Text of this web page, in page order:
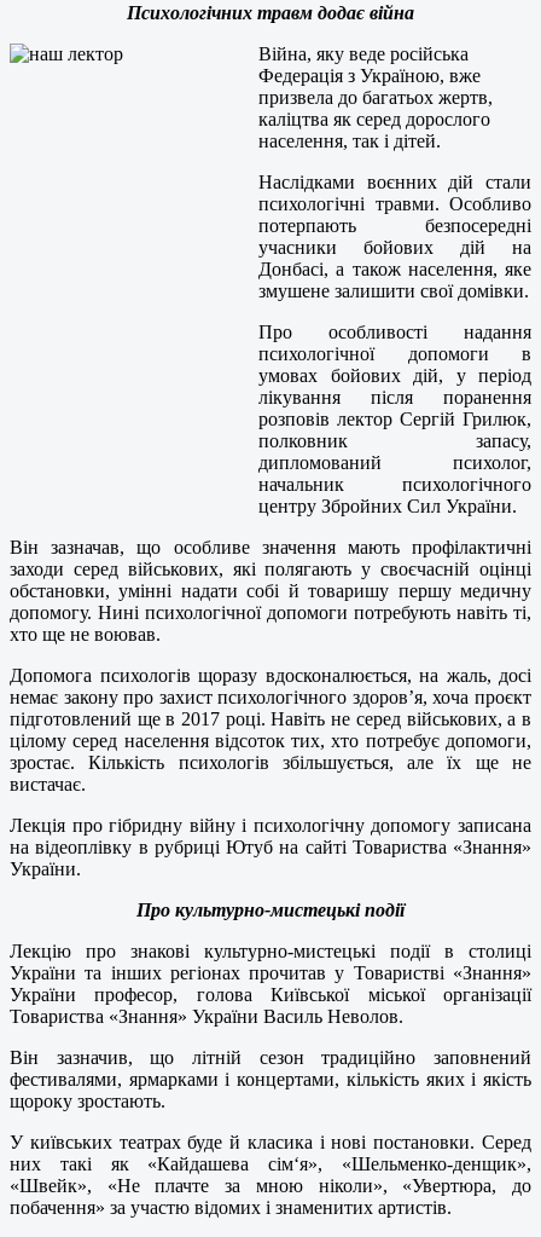
Психологічних травм додає війна
Війна, яку веде російська
Федерація з Україною, вже
призвела до багатьох жертв,
каліцтва як серед дорослого
населення, так і дітей.
Наслідками воєнних дій стали
психологічні травми. Особливо
потерпають безпосередні
учасники бойових дій на
Донбасі, а також населення, яке
змушене залишити свої домівки.
Про особливості надання
психологічної допомоги в
умовах бойових дій, у період
лікування після поранення
розповів лектор Сергій Грилюк,
полковник запасу,
дипломований психолог,
начальник психологічного
центру Збройних Сил України.
Він зазначав, що особливе значення мають профілактичні
заходи серед військових, які полягають у своєчасній оцінці
обстановки, умінні надати собі й товаришу першу медичну
допомогу. Нині психологічної допомоги потребують навіть ті,
хто ще не воював.
Допомога психологів щоразу вдосконалюється, на жаль, досі
немає закону про захист психологічного здоров’я, хоча проєкт
підготовлений ще в 2017 році. Навіть не серед військових, а в
цілому серед населення відсоток тих, хто потребує допомоги,
зростає. Кількість психологів збільшується, але їх ще не
вистачає.
Лекція про гібридну війну і психологічну допомогу записана
на відеоплівку в рубриці Ютуб на сайті Товариства «Знання»
України.
Про культурно-мистецькі події
Лекцію про знакові культурно-мистецькі події в столиці
України та інших регіонах прочитав у Товаристві «Знання»
України професор, голова Київської міської організації
Товариства «Знання» України Василь Неволов.
Він зазначив, що літній сезон традиційно заповнений
фестивалями, ярмарками і концертами, кількість яких і якість
щороку зростають.
У київських театрах буде й класика і нові постановки. Серед
них такі як «Кайдашева сім‘я», «Шельменко-денщик»,
«Швейк», «Не плачте за мною ніколи», «Увертюра, до
побачення» за участю відомих і знаменитих артистів.